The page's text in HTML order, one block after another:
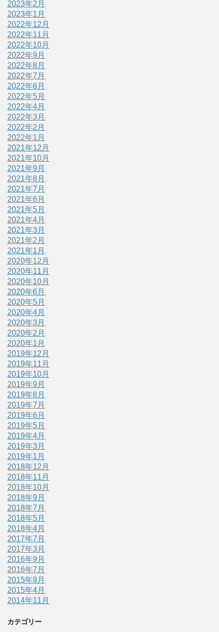
2023年2月
2023年1月
2022年12月
2022年11月
2022年10月
2022年9月
2022年8月
2022年7月
2022年6月
2022年5月
2022年4月
2022年3月
2022年2月
2022年1月
2021年12月
2021年10月
2021年9月
2021年8月
2021年7月
2021年6月
2021年5月
2021年4月
2021年3月
2021年2月
2021年1月
2020年12月
2020年11月
2020年10月
2020年6月
2020年5月
2020年4月
2020年3月
2020年2月
2020年1月
2019年12月
2019年11月
2019年10月
2019年9月
2019年8月
2019年7月
2019年6月
2019年5月
2019年4月
2019年3月
2019年1月
2018年12月
2018年11月
2018年10月
2018年9月
2018年7月
2018年5月
2018年4月
2017年7月
2017年3月
2016年9月
2016年7月
2015年9月
2015年4月
2014年11月
カテゴリー